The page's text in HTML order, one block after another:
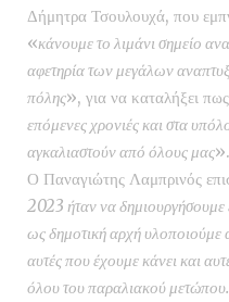
Δήμητρα Τσουλουχά, που
«κάνουμε το λιμάνι σημείο
αφετηρία των μεγάλων
πόλης», για να καταλήξει
επόμενες χρονιές και στα
αγκαλιαστούν από όλους μας».
Ο Παναγιώτης Λαμπρινός
2023 ήταν να δημιουργήσουμε
ως δημοτική αρχή υλοποιούμε
αυτές που έχουμε κάνει και
όλου του παραλιακού